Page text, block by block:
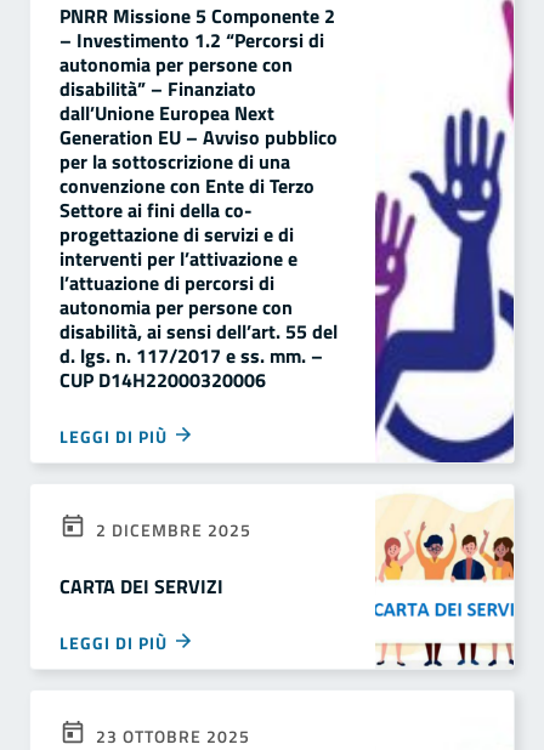
PNRR Missione 5 Componente 2
– Investimento 1.2 “Percorsi di
autonomia per persone con
disabilità” – Finanziato
dall’Unione Europea Next
Generation EU – Avviso pubblico
per la sottoscrizione di una
convenzione con Ente di Terzo
Settore ai fini della co-
progettazione di servizi e di
interventi per l’attivazione e
l’attuazione di percorsi di
autonomia per persone con
disabilità, ai sensi dell’art. 55 del
d. lgs. n. 117/2017 e ss. mm. –
CUP D14H22000320006
LEGGI DI PIÙ
2 DICEMBRE 2025
CARTA DEI SERVIZI
LEGGI DI PIÙ
23 OTTOBRE 2025